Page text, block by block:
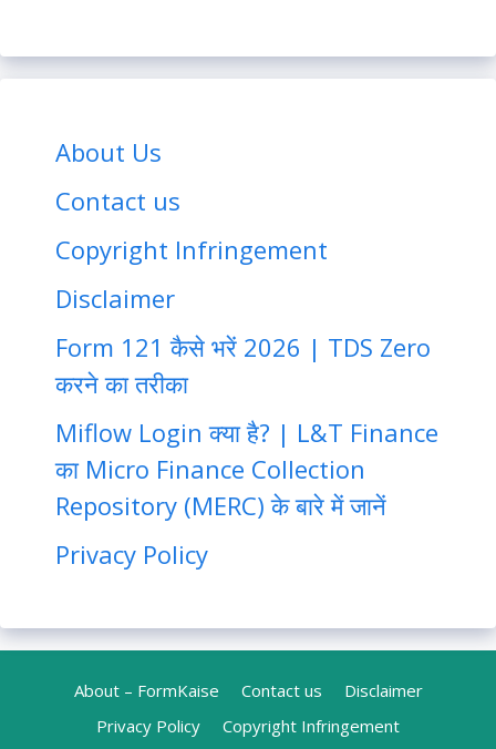
About Us
Contact us
Copyright Infringement
Disclaimer
Form 121 कैसे भरें 2026 | TDS Zero
करने का तरीका
Miflow Login क्या है? | L&T Finance
का Micro Finance Collection
Repository (MERC) के बारे में जानें
Privacy Policy
About – FormKaise Contact us
Disclaimer
Privacy Policy
Copyright Infringement